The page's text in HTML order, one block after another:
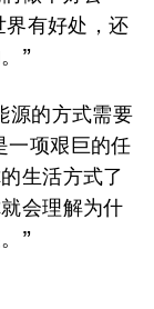
界有好处，还
”
源的方式需要
一项艰巨的任
生活方式了
会理解为什
”